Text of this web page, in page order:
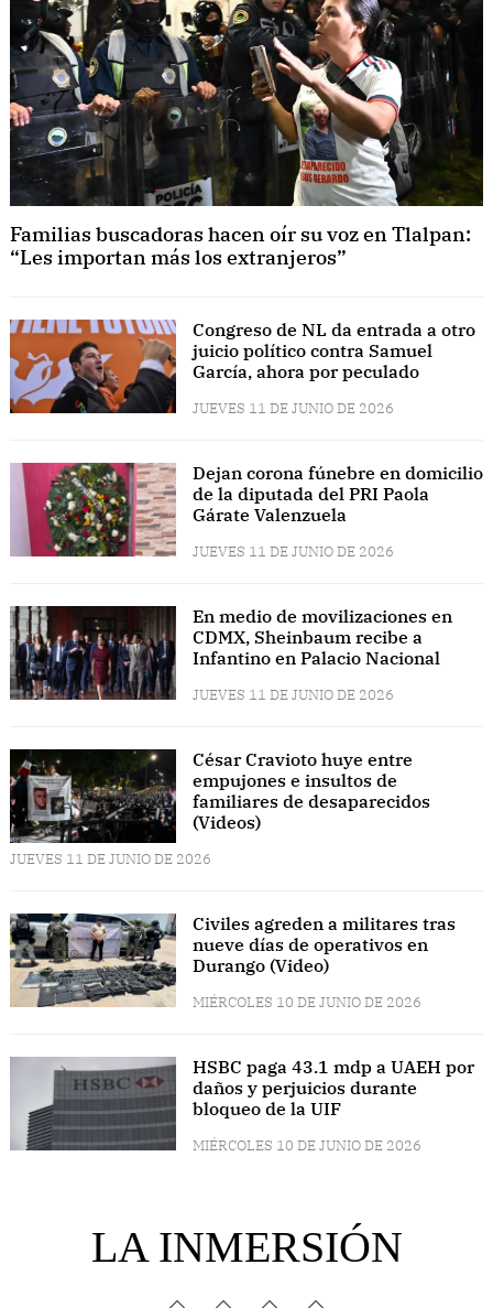
Familias buscadoras hacen oír su voz en Tlalpan:
“Les importan más los extranjeros”
Congreso de NL da entrada a otro
juicio político contra Samuel
García, ahora por peculado
JUEVES 11 DE JUNIO DE 2026
Dejan corona fúnebre en domicilio
de la diputada del PRI Paola
Gárate Valenzuela
JUEVES 11 DE JUNIO DE 2026
En medio de movilizaciones en
CDMX, Sheinbaum recibe a
Infantino en Palacio Nacional
JUEVES 11 DE JUNIO DE 2026
César Cravioto huye entre
empujones e insultos de
familiares de desaparecidos
(Videos)
JUEVES 11 DE JUNIO DE 2026
Civiles agreden a militares tras
nueve días de operativos en
Durango (Video)
MIÉRCOLES 10 DE JUNIO DE 2026
HSBC paga 43.1 mdp a UAEH por
daños y perjuicios durante
bloqueo de la UIF
MIÉRCOLES 10 DE JUNIO DE 2026
LA INMERSIÓN